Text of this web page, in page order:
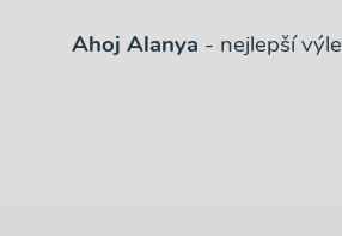
Ahoj Alanya - nejlepší